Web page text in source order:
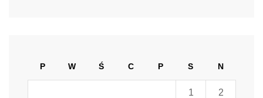
P W Ś C P S N
1 2